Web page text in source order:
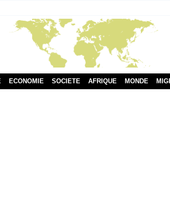
ECONOMIE SOCIETE AFRIQUE MONDE